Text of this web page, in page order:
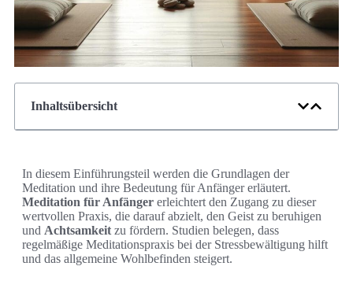
Inhaltsübersicht
In diesem Einführungsteil werden die Grundlagen der
Meditation und ihre Bedeutung für Anfänger erläutert.
Meditation für Anfänger erleichtert den Zugang zu dieser
wertvollen Praxis, die darauf abzielt, den Geist zu beruhigen
und Achtsamkeit zu fördern. Studien belegen, dass
regelmäßige Meditationspraxis bei der Stressbewältigung hilft
und das allgemeine Wohlbefinden steigert.